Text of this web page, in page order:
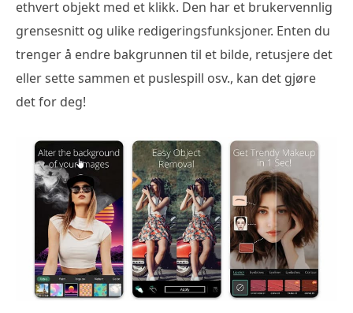
ethvert objekt med et klikk. Den har et brukervennlig
grensesnitt og ulike redigeringsfunksjoner. Enten du
trenger å endre bakgrunnen til et bilde, retusjere det
eller sette sammen et puslespill osv., kan det gjøre
det for deg!